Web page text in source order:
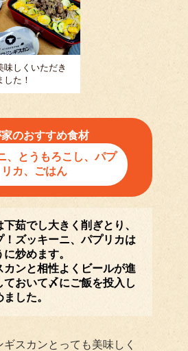
味しくいただき
した！
のおすすめ食材
、とうもろこし、パプ
リカ、ごはん
茹でし大きく削ぎとり、
！ズッキーニ、パプリカは
炒めます。
カンと相性よくビールが進
ておいて〆にご飯を投入し
した。
スカンとっても美味しく